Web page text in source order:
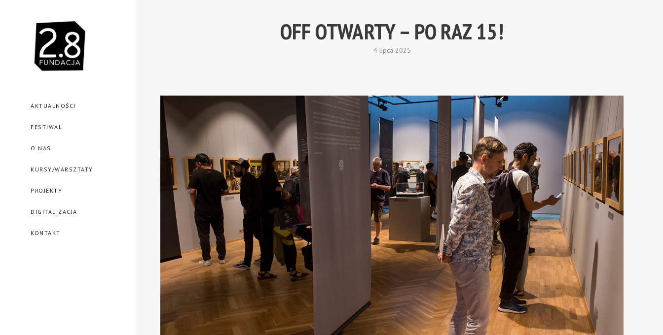
AKTUALNOŚCI
FESTIWAL
O NAS
KURSY/WARSZTATY
PROJEKTY
DIGITALIZACJA
KONTAKT
OFF OTWARTY – PO RAZ 15!
4 lipca 2025